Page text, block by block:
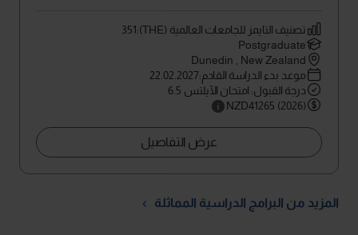
تصنيف التايمز للجامعات العالمية (THE):351
Postgraduate
Dunedin , New Zealand
موعد بدء الدراسة القادم:22.02.2027
درجة القبول: امتحان الآيلتس 6.5
NZD41265 (2026)
عرض التفاصيل
المزيد من البرامج الدراسية المماثلة